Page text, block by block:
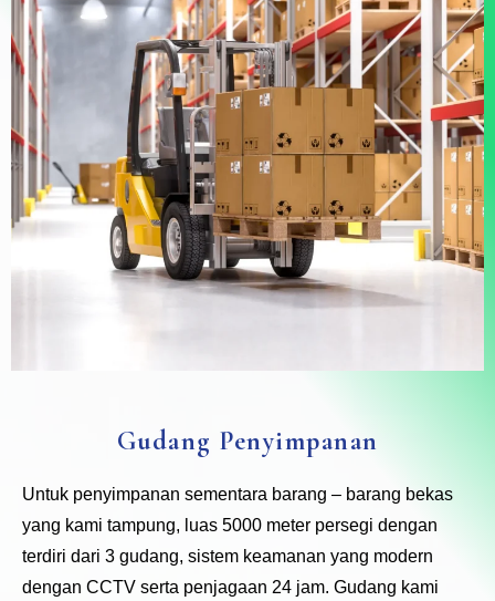
Gudang Penyimpanan
Untuk penyimpanan sementara barang – barang bekas
yang kami tampung, luas 5000 meter persegi dengan
terdiri dari 3 gudang, sistem keamanan yang modern
dengan CCTV serta penjagaan 24 jam. Gudang kami